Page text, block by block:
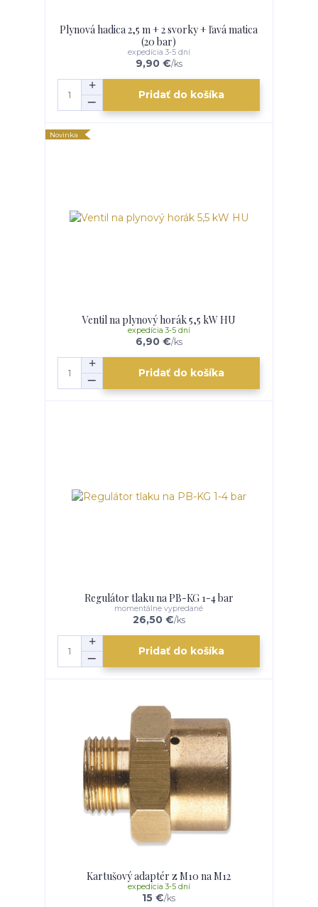
Plynová hadica 2,5 m + 2 svorky + ľavá matica
(20 bar)
9,90 €/ks
expedícia 3-5 dní
Pridať do košíka
Novinka
Ventil na plynový horák 5,5 kW HU
6,90 €/ks
expedícia 3-5 dní
Pridať do košíka
Regulátor tlaku na PB-KG 1-4 bar
26,50 €/ks
momentálne vypredané
Pridať do košíka
Kartušový adaptér z M10 na M12
15 €/ks
expedícia 3-5 dní